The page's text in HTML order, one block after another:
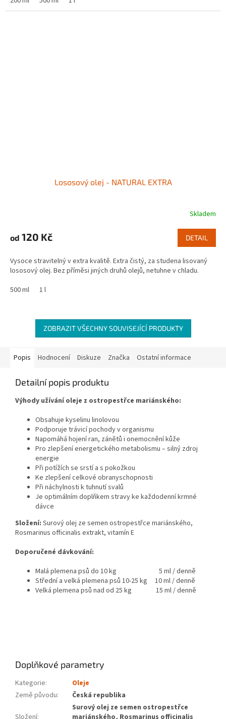
Lososový olej - NATURAL EXTRA
Skladem
od 120 Kč DETAIL
Vysoce stravitelný v extra kvalitě. Extra čistý, za studena lisovaný
lososový olej. Bez příměsi jiných druhů olejů, netuhne v chladu.
500 ml
1 l
ZOBRAZIT VŠECHNY SOUVISEJÍCÍ PRODUKTY
Popis Hodnocení Diskuze Značka Ostatní informace
Detailní popis produktu
Výhody užívání oleje z ostropestřce mariánského:
Obsahuje kyselinu linolovou
Podporuje trávicí pochody v organismu
Napomáhá hojení ran, zánětů i onemocnění kůže
Pro zlepšení energetického metabolismu – silný zdroj
energie
Při potížích se srstí a s pokožkou
Ke zlepšení celkové obranyschopnosti
Při náchylnosti k tuhnutí svalů
Je optimálním doplňkem stravy ke každodenní krmné
dávce
Složení: Surový olej ze semen ostropestřce mariánského,
Rosmarinus officinalis extrakt, vitamín E
Doporučené dávkování:
Malá plemena psů do 10 kg 5 ml / denně
Střední a velká plemena psů 10-25 kg 10 ml / denně
Velká plemena psů nad od 25 kg 15 ml / denně
Doplňkové parametry
Kategorie:
Oleje
Země původu: Česká republika
Surový olej ze semen ostropestřce